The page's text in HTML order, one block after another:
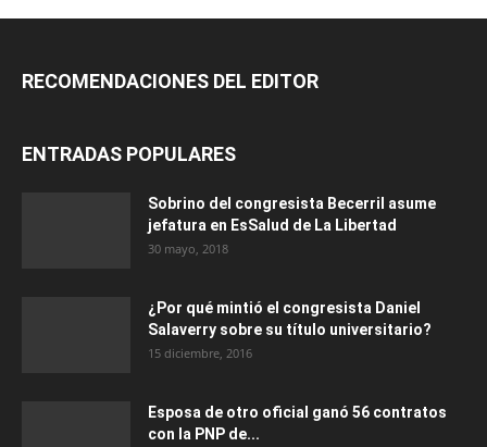
RECOMENDACIONES DEL EDITOR
ENTRADAS POPULARES
Sobrino del congresista Becerril asume
jefatura en EsSalud de La Libertad
30 mayo, 2018
¿Por qué mintió el congresista Daniel
Salaverry sobre su título universitario?
15 diciembre, 2016
Esposa de otro oficial ganó 56 contratos
con la PNP de...